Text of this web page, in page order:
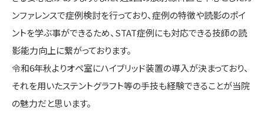
ンファレンスで症例検討を行っており、症例の特徴や読影のポイ
ントを学ぶ事ができるため、STAT症例にも対応できる技師の読
影能力向上に繋がっております。
令和6年秋よりオペ室にハイブリッド装置の導入が決まっており、
それを用いたステントグラフト等の手技も経験できることが当院
の魅力だと思います。